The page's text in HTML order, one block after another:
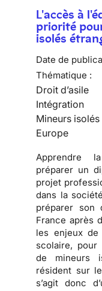
L'accès à
priorité
isolés
Date de
Thématique :
Droit d’asile
Intégration
Mineurs
Europe
Apprendre la
préparer un
projet
dans la
préparer son
France après
les enjeux de
scolaire,
de mineurs
résident sur
s’agit donc